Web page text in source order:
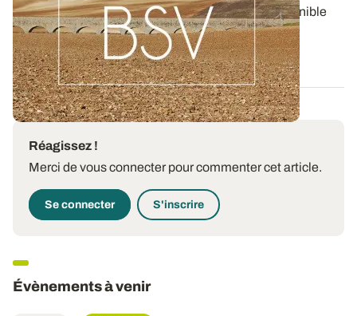
Aujourd'hui, le BSV Grandes Cultures n°8 est disponible
pour la région BOURGOGNE-FRANCHE...
06 AOÛT 2026
Réagissez !
Merci de vous connecter pour commenter cet article.
Se connecter S'inscrire
Évènements à venir